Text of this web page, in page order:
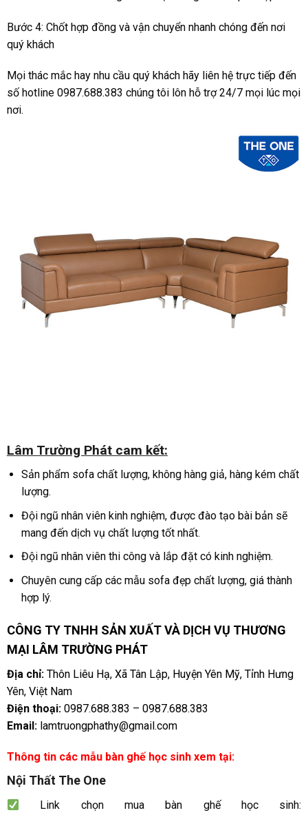
Bước 4: Chốt hợp đồng và vận chuyển nhanh chóng đến nơi
quý khách
Mọi thác mắc hay nhu cầu quý khách hãy liên hệ trực tiếp đến
số hotline 0987.688.383 chúng tôi lôn hỗ trợ 24/7 mọi lúc mọi
nơi.
Lâm Trường Phát cam kết:
Sản phẩm sofa chất lượng, không hàng giả, hàng kém chất
lượng.
Đội ngũ nhân viên kinh nghiệm, được đào tạo bài bản sẽ
mang đến dịch vụ chất lượng tốt nhất.
Đội ngũ nhân viên thi công và lắp đặt có kinh nghiệm.
Chuyên cung cấp các mẫu sofa đẹp chất lượng, giá thành
hợp lý.
CÔNG TY TNHH SẢN XUẤT VÀ DỊCH VỤ THƯƠNG
MẠI LÂM TRƯỜNG PHÁT
Địa chỉ: Thôn Liêu Hạ, Xã Tân Lập, Huyện Yên Mỹ, Tỉnh Hưng
Yên, Việt Nam
Điện thoại: 0987.688.383 – 0987.688.383
Email: lamtruongphathy@gmail.com
Thông tin các mẫu bàn ghế học sinh xem tại:
Nội Thất The One
Link chọn mua bàn ghế học sinh: